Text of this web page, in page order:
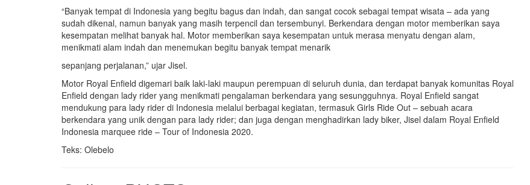
“Banyak tempat di Indonesia yang begitu bagus dan indah, dan sangat cocok sebagai tempat wisata – ada yang
sudah dikenal, namun banyak yang masih terpencil dan tersembunyi. Berkendara dengan motor memberikan saya
kesempatan melihat banyak hal. Motor memberikan saya kesempatan untuk merasa menyatu dengan alam,
menikmati alam indah dan menemukan begitu banyak tempat menarik
sepanjang perjalanan,” ujar Jisel.
Motor Royal Enfield digemari baik laki-laki maupun perempuan di seluruh dunia, dan terdapat banyak komunitas Royal
Enfield dengan lady rider yang menikmati pengalaman berkendara yang sesungguhnya. Royal Enfield sangat
mendukung para lady rider di Indonesia melalui berbagai kegiatan, termasuk Girls Ride Out – sebuah acara
berkendara yang unik dengan para lady rider; dan juga dengan menghadirkan lady biker, Jisel dalam Royal Enfield
Indonesia marquee ride – Tour of Indonesia 2020.
Teks: Olebelo